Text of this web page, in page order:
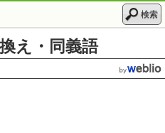
検索
え・同義語